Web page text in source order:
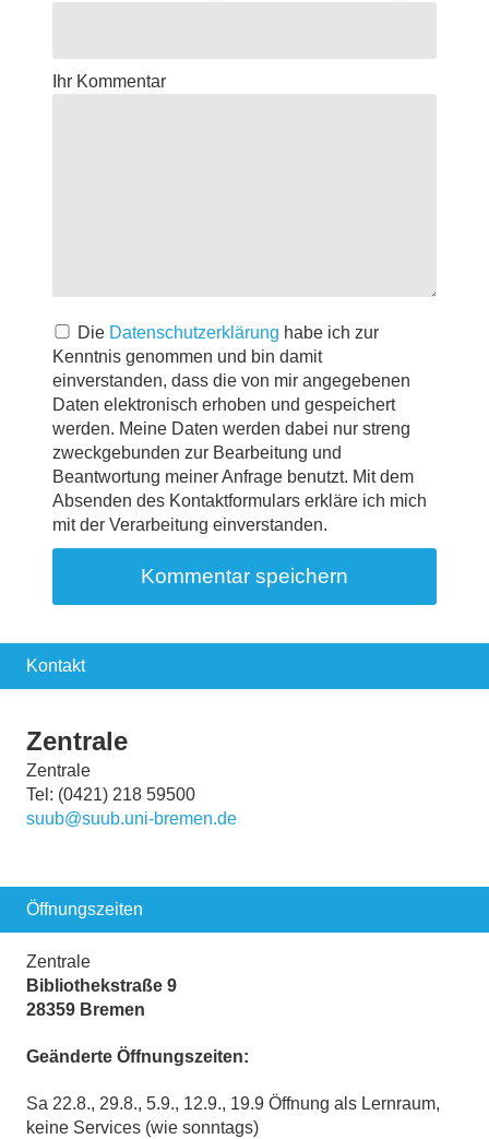
Ihr Kommentar
Die Datenschutzerklärung habe ich zur
Kenntnis genommen und bin damit
einverstanden, dass die von mir angegebenen
Daten elektronisch erhoben und gespeichert
werden. Meine Daten werden dabei nur streng
zweckgebunden zur Bearbeitung und
Beantwortung meiner Anfrage benutzt. Mit dem
Absenden des Kontaktformulars erkläre ich mich
mit der Verarbeitung einverstanden.
Kontakt
Zentrale
Zentrale
Tel: (0421) 218 59500
suub@suub.uni-bremen.de
Öffnungszeiten
Zentrale
Bibliothekstraße 9
28359 Bremen
Geänderte Öffnungszeiten:
Sa 22.8., 29.8., 5.9., 12.9., 19.9 Öffnung als Lernraum,
keine Services (wie sonntags)